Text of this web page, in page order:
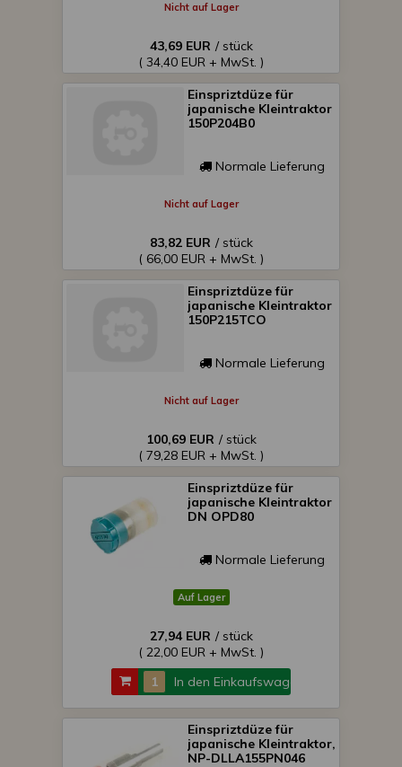
Nicht auf Lager
43,69 EUR / stück
( 34,40 EUR + MwSt. )
Einspriztdüze für
japanische Kleintraktor
150P204B0
Normale Lieferung
Nicht auf Lager
83,82 EUR / stück
( 66,00 EUR + MwSt. )
Einspriztdüze für
japanische Kleintraktor
150P215TCO
Normale Lieferung
Nicht auf Lager
100,69 EUR / stück
( 79,28 EUR + MwSt. )
Einspriztdüze für
japanische Kleintraktor
DN OPD80
Normale Lieferung
Auf Lager
27,94 EUR / stück
( 22,00 EUR + MwSt. )
In den Einkaufswagen
Einspriztdüze für
japanische Kleintraktor,
NP-DLLA155PN046